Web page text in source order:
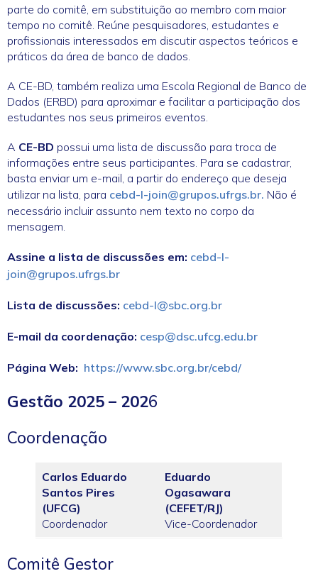
parte do comitê, em substituição ao membro com maior
tempo no comitê. Reúne pesquisadores, estudantes e
profissionais interessados ​​em discutir aspectos teóricos e
práticos da área de banco de dados.
A CE-BD, também realiza uma Escola Regional de Banco de
Dados (ERBD) para aproximar e facilitar a participação dos
estudantes nos seus primeiros eventos.
A CE-BD possui uma lista de discussão para troca de
informações entre seus participantes. Para se cadastrar,
basta enviar um e-mail, a partir do endereço que deseja
utilizar na lista, para cebd-l-join@grupos.ufrgs.br. Não é
necessário incluir assunto nem texto no corpo da
mensagem.
Assine a lista de discussões em: cebd-l-
join@grupos.ufrgs.br
Lista de discussões: cebd-l@sbc.org.br
E-mail da coordenação: cesp@dsc.ufcg.edu.br
Página Web: https://www.sbc.org.br/cebd/
Gestão 2025 – 2026
Coordenação
Carlos Eduardo
Santos Pires
(UFCG)
Coordenador
Eduardo
Ogasawara
(CEFET/RJ)
Vice-Coordenador
Comitê Gestor